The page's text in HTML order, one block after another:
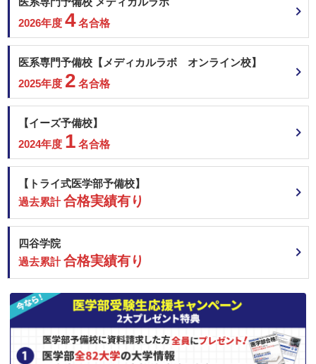
2026年度 4名合格
医系専門予備校【メディカルラボ オンライン校】
2025年度 2 名合格
【イーズ予備校】
2024年度 1 名合格
【トライ式医学部予備校】
過去累計合格実績有り
四谷学院
過去累計合格実績有り